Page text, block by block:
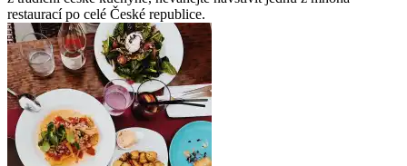
restaurací po celé České republice.